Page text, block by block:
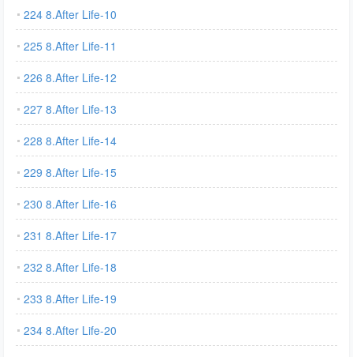
224 8.After Life-10
225 8.After Life-11
226 8.After Life-12
227 8.After Life-13
228 8.After Life-14
229 8.After Life-15
230 8.After Life-16
231 8.After Life-17
232 8.After Life-18
233 8.After Life-19
234 8.After Life-20